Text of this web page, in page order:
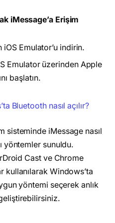
iMessage’a Erişim
iOS Emulator’u indirin.
Emulator üzerinden Apple
başlatın.
Bluetooth nasıl açılır?
sisteminde iMessage nasıl
yöntemler sunuldu.
Cast ve Chrome
kullanılarak Windows’ta
yöntemi seçerek anlık